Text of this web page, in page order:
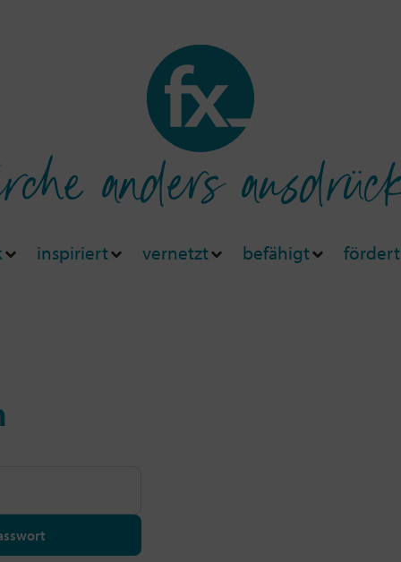
anders
inspiriert vernetzt befähigt fördert